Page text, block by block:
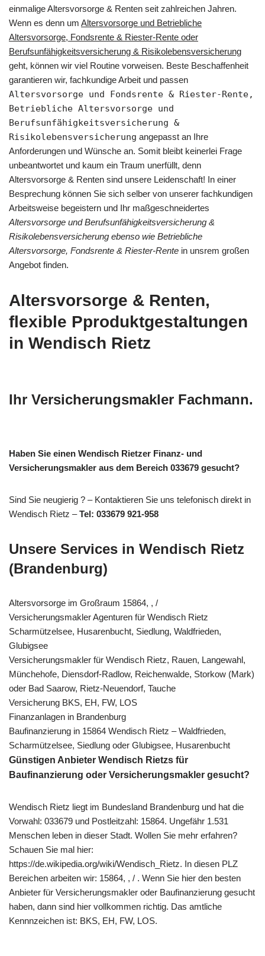
einmalige Altersvorsorge & Renten seit zahlreichen Jahren.
Wenn es denn um Altersvorsorge und Betriebliche
Altersvorsorge, Fondsrente & Riester-Rente oder
Berufsunfähigkeitsversicherung & Risikolebensversicherung
geht, können wir viel Routine vorweisen. Beste Beschaffenheit
garantieren wir, fachkundige Arbeit und passen
Altersvorsorge und Fondsrente & Riester-Rente,
Betriebliche Altersvorsorge und
Berufsunfähigkeitsversicherung &
Risikolebensversicherung angepasst an Ihre
Anforderungen und Wünsche an. Somit bleibt keinerlei Frage
unbeantwortet und kaum ein Traum unerfüllt, denn
Altersvorsorge & Renten sind unsere Leidenschaft! In einer
Besprechung können Sie sich selber von unserer fachkundigen
Arbeitsweise begeistern und Ihr maßgeschneidertes
Altersvorsorge und Berufsunfähigkeitsversicherung &
Risikolebensversicherung ebenso wie Betriebliche
Altersvorsorge, Fondsrente & Riester-Rente in unsrem großen
Angebot finden.
Altersvorsorge & Renten,
flexible Pproduktgestaltungen
in Wendisch Rietz
Ihr Versicherungsmakler Fachmann.
Haben Sie einen Wendisch Rietzer Finanz- und
Versicherungsmakler aus dem Bereich 033679 gesucht?
Sind Sie neugierig ? – Kontaktieren Sie uns telefonisch direkt in
Wendisch Rietz –Tel: 033679 921-958
Unsere Services in Wendisch Rietz
(Brandenburg)
Altersvorsorge im Großraum 15864, , /
Versicherungsmakler Agenturen für Wendisch Rietz
Scharmützelsee, Husarenbucht, Siedlung, Waldfrieden,
Glubigsee
Versicherungsmakler für Wendisch Rietz, Rauen, Langewahl,
Münchehofe, Diensdorf-Radlow, Reichenwalde, Storkow (Mark)
oder Bad Saarow, Rietz-Neuendorf, Tauche
Versicherung BKS, EH, FW, LOS
Finanzanlagen in Brandenburg
Baufinanzierung in 15864 Wendisch Rietz – Waldfrieden,
Scharmützelsee, Siedlung oder Glubigsee, Husarenbucht
Günstigen Anbieter Wendisch Rietzs für
Baufinanzierung oder Versicherungsmakler gesucht?
Wendisch Rietz liegt im Bundesland Brandenburg und hat die
Vorwahl: 033679 und Postleitzahl: 15864. Ungefähr 1.531
Menschen leben in dieser Stadt. Wollen Sie mehr erfahren?
Schauen Sie mal hier:
https://de.wikipedia.org/wiki/Wendisch_Rietz. In diesen PLZ
Bereichen arbeiten wir: 15864, , / . Wenn Sie hier den besten
Anbieter für Versicherungsmakler oder Baufinanzierung gesucht
haben, dann sind hier vollkommen richtig. Das amtliche
Kennnzeichen ist: BKS, EH, FW, LOS.